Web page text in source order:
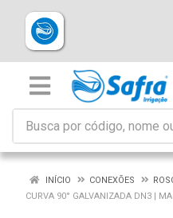
INÍCIO CONEXÕES
CURVA 90° GALVANIZADA DN3 |